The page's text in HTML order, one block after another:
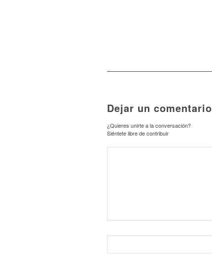
Dejar un comentario
¿Quieres unirte a la conversación?
Siéntete libre de contribuir